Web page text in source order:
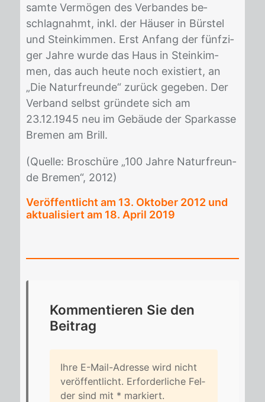
sam­te Ver­mö­gen des Ver­ban­des be­
schlag­nahmt, inkl. der Häu­ser in Bürs­tel
und Stein­kim­men. Erst An­fang der fünf­zi­
ger Jah­re wur­de das Haus in Stein­kim­
men, das auch heu­te noch exis­tiert, an
„Die Na­tur­freun­de“ zu­rück ge­ge­ben. Der
Ver­band selbst grün­de­te sich am
23.12.1945 neu im Ge­bäu­de der Spar­kas­se
Bre­men am Brill.
(Quel­le: Bro­schü­re „100 Jah­re Na­tur­freun­
de Bre­men“, 2012)
Veröffentlicht am 13. Oktober 2012 und
aktualisiert am 18. April 2019
Kom­men­tie­ren Sie den
Bei­trag
Ihre E-Mail-Adres­se wird nicht
ver­öf­fent­licht. Er­for­der­li­che Fel­
der sind mit * mar­kiert.